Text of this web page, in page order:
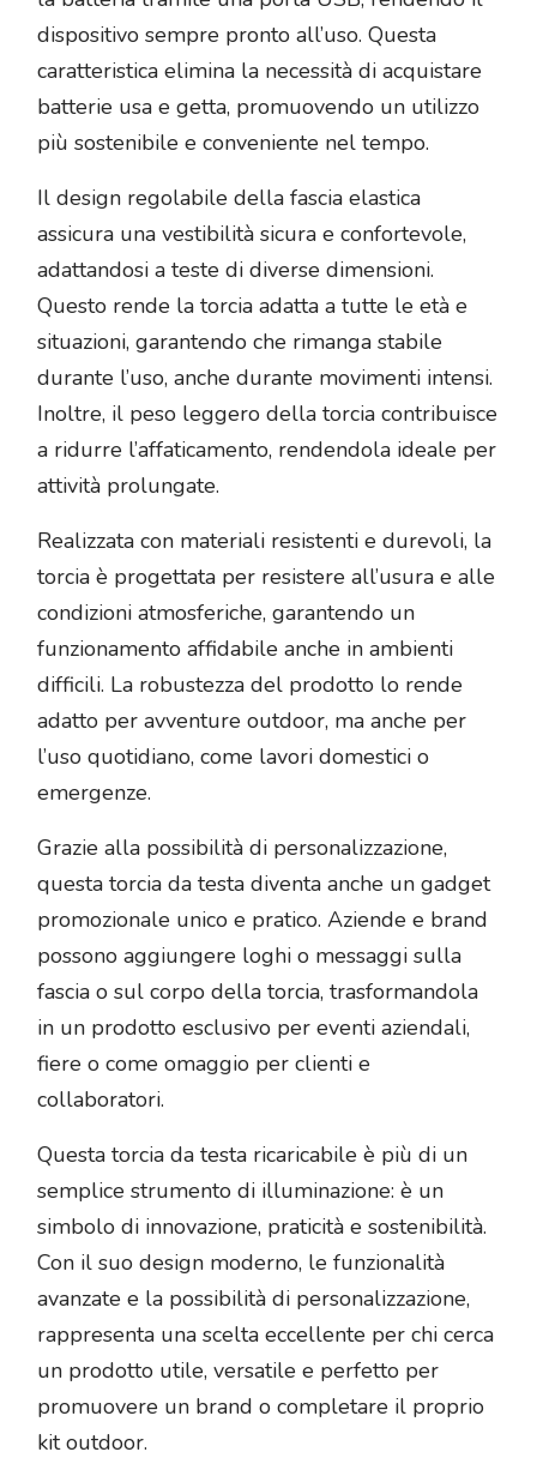
dispositivo sempre pronto all’uso. Questa
caratteristica elimina la necessità di acquistare
batterie usa e getta, promuovendo un utilizzo
più sostenibile e conveniente nel tempo.
Il design regolabile della fascia elastica
assicura una vestibilità sicura e confortevole,
adattandosi a teste di diverse dimensioni.
Questo rende la torcia adatta a tutte le età e
situazioni, garantendo che rimanga stabile
durante l’uso, anche durante movimenti intensi.
Inoltre, il peso leggero della torcia contribuisce
a ridurre l’affaticamento, rendendola ideale per
attività prolungate.
Realizzata con materiali resistenti e durevoli, la
torcia è progettata per resistere all’usura e alle
condizioni atmosferiche, garantendo un
funzionamento affidabile anche in ambienti
difficili. La robustezza del prodotto lo rende
adatto per avventure outdoor, ma anche per
l’uso quotidiano, come lavori domestici o
emergenze.
Grazie alla possibilità di personalizzazione,
questa torcia da testa diventa anche un gadget
promozionale unico e pratico. Aziende e brand
possono aggiungere loghi o messaggi sulla
fascia o sul corpo della torcia, trasformandola
in un prodotto esclusivo per eventi aziendali,
fiere o come omaggio per clienti e
collaboratori.
Questa torcia da testa ricaricabile è più di un
semplice strumento di illuminazione: è un
simbolo di innovazione, praticità e sostenibilità.
Con il suo design moderno, le funzionalità
avanzate e la possibilità di personalizzazione,
rappresenta una scelta eccellente per chi cerca
un prodotto utile, versatile e perfetto per
promuovere un brand o completare il proprio
kit outdoor.